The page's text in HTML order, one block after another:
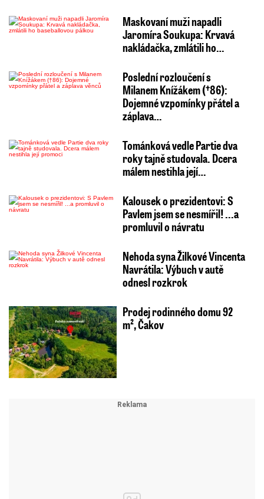
Maskovaní muži napadli
Jaromíra Soukupa: Krvavá
nakládačka, zmlátili ho…
Poslední rozloučení s
Milanem Knížákem (†86):
Dojemné vzpomínky přátel a
záplava…
Tománková vedle Partie dva
roky tajně studovala. Dcera
málem nestihla její…
Kalousek o prezidentovi: S
Pavlem jsem se nesmířil! ...a
promluvil o návratu
Nehoda syna Žilkové Vincenta
Navrátila: Výbuch v autě
odnesl rozkrok
Prodej rodinného domu 92
m², Čakov